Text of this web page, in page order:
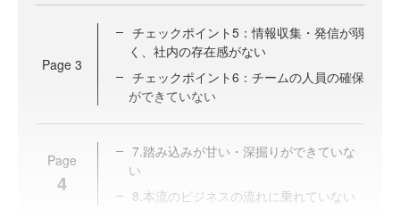
Page 3
チェックポイント5：情報収集・発信が弱
く、社内の存在感がない
チェックポイント6：チームの人員の確保
ができていない
Page
4
7.踏み込みが甘い・深掘りができていな
い
8.本流のビジネスの流れに乗れていない